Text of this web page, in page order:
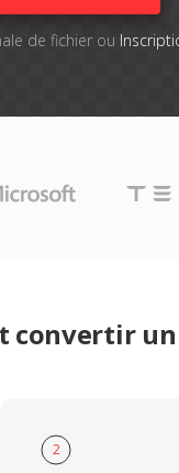
de fichier ou
convertir
2